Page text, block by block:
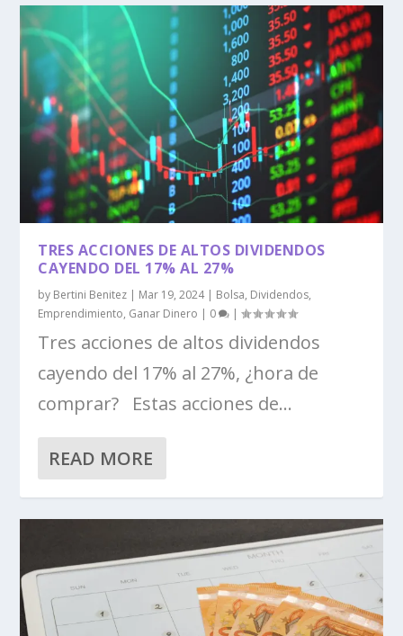
TRES ACCIONES DE ALTOS DIVIDENDOS
CAYENDO DEL 17% AL 27%
by Bertini Benitez | Mar 19, 2024| Bolsa, Dividendos,
Emprendimiento, Ganar Dinero | 0 |
Tres acciones de altos dividendos
cayendo del 17% al 27%, ¿hora de
comprar? Estas acciones de...
READ MORE